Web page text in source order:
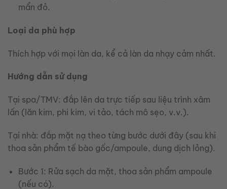
mẩn đỏ.
Loại da phù hợp
Thích hợp với mọi làn da, kể cả làn da nhạy cảm nhất.
Hướng dẫn sử dụng
Tại spa/TMV: đắp lên da trực tiếp sau liệu trình xâm
lấn (lăn kim, phi kim, vi tảo, tách mô sẹo, v.v.).
Tại nhà: đắp mặt nạ theo từng bước dưới đây (sau khi
thoa sản phẩm tế bào gốc/ampoule, dung dịch lỏng).
Bước 1: Rửa sạch da mặt, thoa sản phẩm ampoule
(nếu có).